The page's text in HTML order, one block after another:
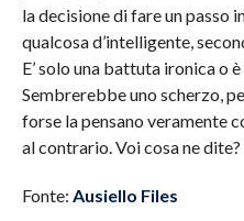
la decisione di fare un passo
qualcosa d’intelligente,
E’ solo una battuta ironica o
Sembrerebbe uno scherzo,
forse la pensano veramente
al contrario. Voi cosa ne dite?
Fonte: Ausiello Files